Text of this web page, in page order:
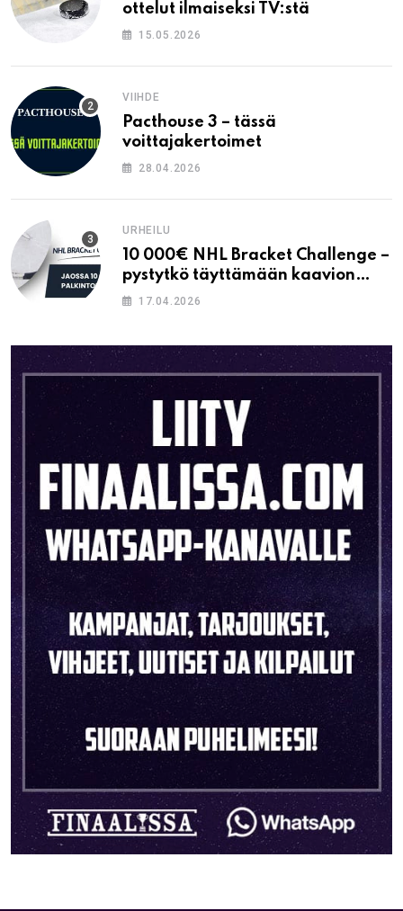
ottelut ilmaiseksi TV:stä
15.05.2026
VIIHDE
Pacthouse 3 – tässä
voittajakertoimet
28.04.2026
URHEILU
10 000€ NHL Bracket Challenge –
pystytkö täyttämään kaavion
oikein?
17.04.2026